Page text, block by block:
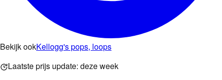
Bekijk ookKellogg's pops, loops
Laatste prijs update: deze week